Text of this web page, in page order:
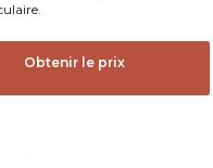
Obtenir le prix